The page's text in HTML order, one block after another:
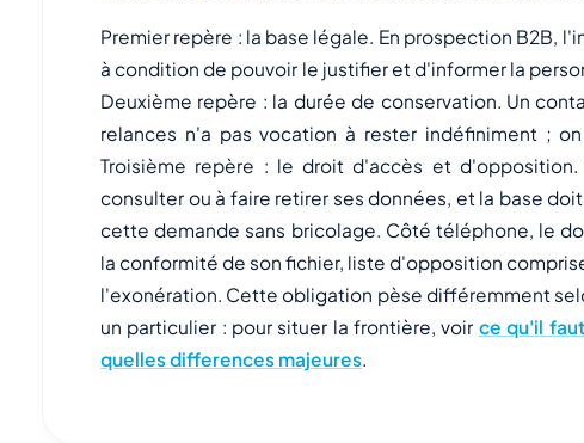
Premier repère : la base légale. En prospection B2B,
à condition de pouvoir le justifier et d'informer la
Deuxième repère : la durée de conservation. Un
relances n'a pas vocation à rester indéfiniment ;
Troisième repère : le droit d'accès et
consulter ou à faire retirer ses données, et la base
cette demande sans bricolage. Côté téléphone, le
la conformité de son fichier, liste d'opposition
l'exonération. Cette obligation pèse différemment
un particulier : pour situer la frontière, voir ce qu'il
quelles differences majeures